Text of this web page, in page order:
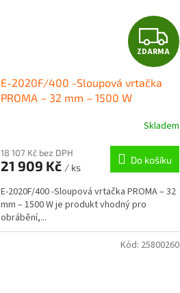
Z
D
R
M
A
ZDARMA
E-2020F/400 -Sloupová vrtačka
PROMA – 32 mm – 1500 W
Skladem
18 107 Kč bez DPH
21 909 Kč / ks
Do košíku
E-2020F/400 -Sloupová vrtačka PROMA – 32
mm – 1500 W je produkt vhodný pro
obrábění,...
Kód: 25800260